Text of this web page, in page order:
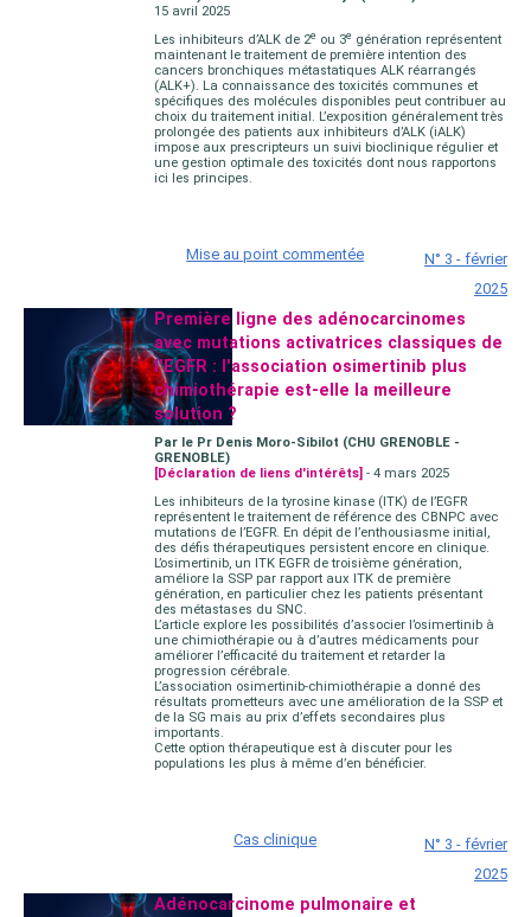
15 avril 2025
Les inhibiteurs d’ALK de 2e ou 3e génération représentent
maintenant le traitement de première intention des
cancers bronchiques métastatiques ALK réarrangés
(ALK+). La connaissance des toxicités communes et
spécifiques des molécules disponibles peut contribuer au
choix du traitement initial. L’exposition généralement très
prolongée des patients aux inhibiteurs d’ALK (iALK)
impose aux prescripteurs un suivi bioclinique régulier et
une gestion optimale des toxicités dont nous rapportons
ici les principes.
Mise au point commentée
N° 3 - février
2025
Première ligne des adénocarcinomes
avec mutations activatrices classiques de
l'EGFR : l'association osimertinib plus
chimiothérapie est-elle la meilleure
solution ?
Par le Pr Denis Moro-Sibilot (CHU GRENOBLE -
GRENOBLE)
[Déclaration de liens d'intérêts]- 4 mars 2025
Les inhibiteurs de la tyrosine kinase (ITK) de l’EGFR
représentent le traitement de référence des CBNPC avec
mutations de l’EGFR. En dépit de l’enthousiasme initial,
des défis thérapeutiques persistent encore en clinique.
L’osimertinib, un ITK EGFR de troisième génération,
améliore la SSP par rapport aux ITK de première
génération, en particulier chez les patients présentant
des métastases du SNC.
L’article explore les possibilités d’associer l’osimertinib à
une chimiothérapie ou à d’autres médicaments pour
améliorer l’efficacité du traitement et retarder la
progression cérébrale.
L’association osimertinib-chimiothérapie a donné des
résultats prometteurs avec une amélioration de la SSP et
de la SG mais au prix d’effets secondaires plus
importants.
Cette option thérapeutique est à discuter pour les
populations les plus à même d’en bénéficier.
Cas clinique
N° 3 - février
2025
Adénocarcinome pulmonaire et